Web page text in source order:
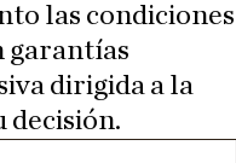
las condiciones
garantías
dirigida a la
decisión.